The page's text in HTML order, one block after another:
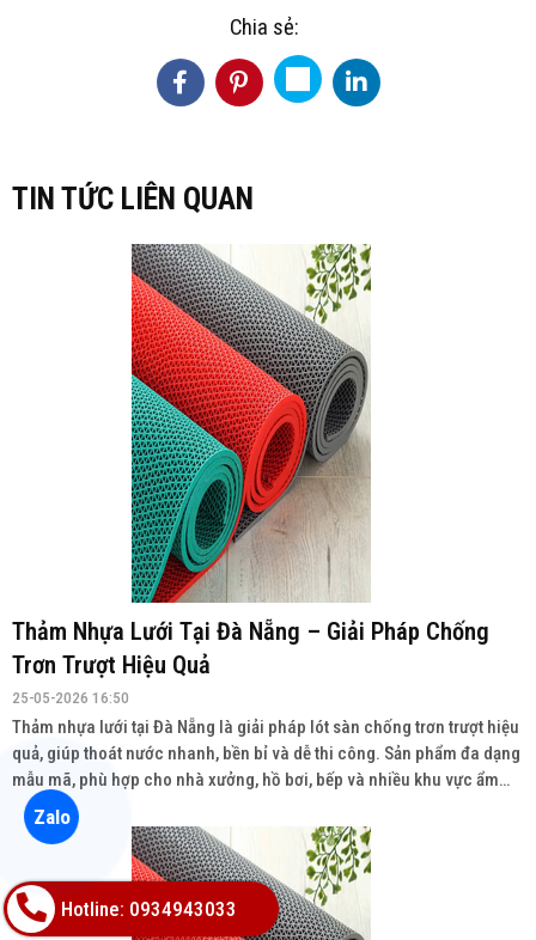
Chia sẻ:
TIN TỨC LIÊN QUAN
Thảm Nhựa Lưới Tại Đà Nẵng – Giải Pháp Chống
Trơn Trượt Hiệu Quả
25-05-2026 16:50
Thảm nhựa lưới tại Đà Nẵng là giải pháp lót sàn chống trơn trượt hiệu
quả, giúp thoát nước nhanh, bền bỉ và dễ thi công. Sản phẩm đa dạng
mẫu mã, phù hợp cho nhà xưởng, hồ bơi, bếp và nhiều khu vực ẩm
ướt. Liên hệ: 0934943033
Hotline: 0934943033
Zalo